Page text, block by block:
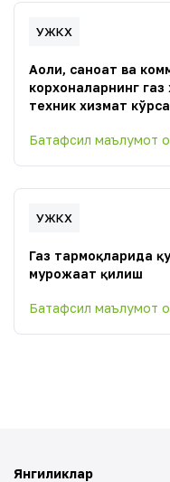
УЖКХ
Аҳоли, саноат ва
корхоналарнинг
техник хизмат
Батафсил маълумот
УЖКХ
Газ тармоқларида
мурожаат қилиш
Батафсил маълумот
Янгиликлар